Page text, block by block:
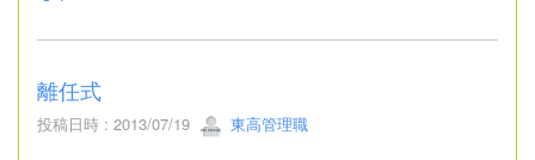
離任式
投稿日時 : 2013/07/19 東高管理職